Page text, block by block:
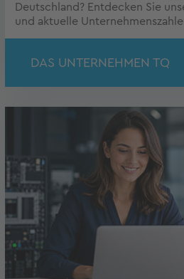
Deutschland? Entdecken Sie
und aktuelle
DAS UNTERNEHMEN TQ